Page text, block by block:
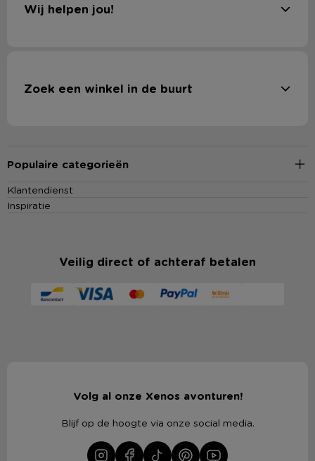
Wij helpen jou!
Zoek een winkel in de buurt
Populaire categorieën
Klantendienst
Inspiratie
Veilig direct of achteraf betalen
Volg al onze Xenos avonturen!
Blijf op de hoogte via onze social media.